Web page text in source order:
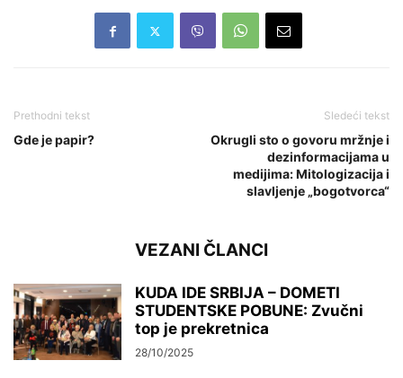
Prethodni tekst
Gde je papir?
Sledeći tekst
Okrugli sto o govoru mržnje i
dezinformacijama u
medijima: Mitologizacija i
slavljenje „bogotvorca“
VEZANI ČLANCI
KUDA IDE SRBIJA – DOMETI
STUDENTSKE POBUNE: Zvučni
top je prekretnica
28/10/2025